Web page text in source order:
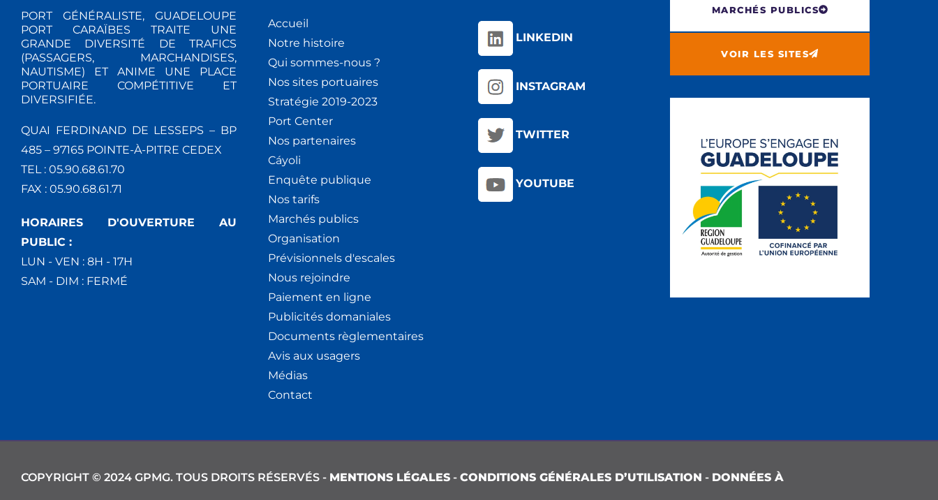
PORT GÉNÉRALISTE, GUADELOUPE
PORT CARAÏBES TRAITE UNE
GRANDE DIVERSITÉ DE TRAFICS
(PASSAGERS, MARCHANDISES,
NAUTISME) ET ANIME UNE PLACE
PORTUAIRE COMPÉTITIVE ET
DIVERSIFIÉE.
QUAI FERDINAND DE LESSEPS – BP
485 – 97165 POINTE-À-PITRE CEDEX
TEL : 05.90.68.61.70
FAX : 05.90.68.61.71
HORAIRES D'OUVERTURE AU
PUBLIC :
LUN - VEN : 8H - 17H
SAM - DIM : FERMÉ
Accueil
Notre histoire
Qui sommes-nous ?
Nos sites portuaires
Stratégie 2019-2023
Port Center
Nos partenaires
Cáyoli
Enquête publique
Nos tarifs
Marchés publics
Organisation
Prévisionnels d'escales
Nous rejoindre
Paiement en ligne
Publicités domaniales
Documents règlementaires
Avis aux usagers
Médias
Contact
LINKEDIN
INSTAGRAM
TWITTER
YOUTUBE
MARCHÉS PUBLICS
VOIR LES SITES
COPYRIGHT © 2024 GPMG. TOUS DROITS RÉSERVÉS - MENTIONS LÉGALES - CONDITIONS GÉNÉRALES D’UTILISATION - DONNÉES À